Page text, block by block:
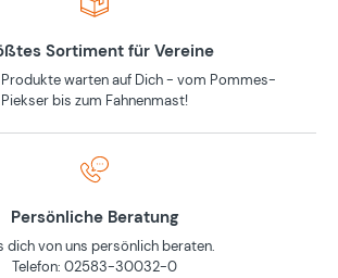
Sortiment für Vereine
warten auf Dich - vom Pommes-
Piekser bis zum Fahnenmast!
Persönliche Beratung
dich von uns persönlich beraten.
Telefon: 02583-30032-0